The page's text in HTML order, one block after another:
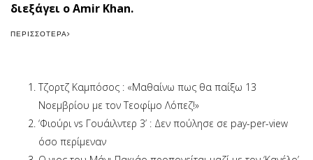
διεξάγει ο Amir Khan.
ΠΕΡΙΣΣΌΤΕΡΑ
Τζορτζ Καμπόσος : «Μαθαίνω πως θα παίξω 13
Νοεμβρίου με τον Τεοφίμο Λόπεζ!»
‘Φιούρι vs Γουάιλντερ 3’ : Δεν πούλησε σε pay-per-view
όσο περίμεναν